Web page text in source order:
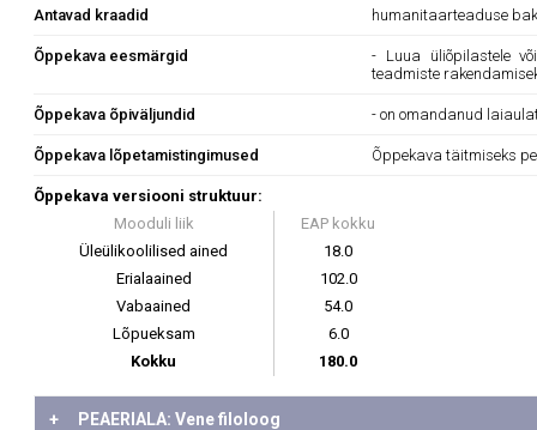
Antavad kraadid humanitaarteaduse
Õppekava eesmärgid
- Luua üliõpilastele
teadmiste
Õppekava õpiväljundid - on omandanud
Õppekava lõpetamistingimused Õppekava täitmiseks
Õppekava versiooni struktuur:
Mooduli liik
EAP kokku
Üleülikoolilised ained
18.0
Erialaained
102.0
Vabaained
54.0
Lõpueksam
6.0
Kokku
180.0
+ PEAERIALA: Vene filoloog